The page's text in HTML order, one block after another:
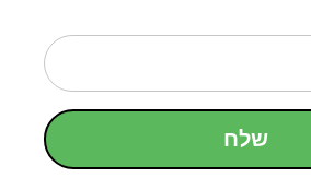
שלח